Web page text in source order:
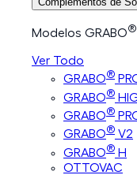
Modelos GRABO®
Ver Todo
GRABO®
GRABO®
GRABO®
GRABO® V2
GRABO® H
OTTOVAC